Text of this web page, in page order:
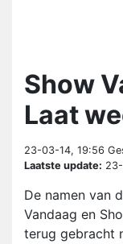
Show
Laat
23-03-14, 19:56
Laatste update:
De namen van
Vandaag en
terug gebracht